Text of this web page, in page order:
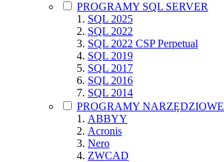
PROGRAMY SQL SERVER
SQL 2025
SQL 2022
SQL 2022 CSP Perpetual
SQL 2019
SQL 2017
SQL 2016
SQL 2014
PROGRAMY NARZĘDZIOWE
ABBYY
Acronis
Nero
ZWCAD